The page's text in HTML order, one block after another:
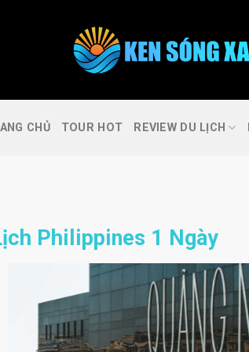
CHỦ TOUR HOT REVIEW DU LỊCH
Philippines 1 Ngày